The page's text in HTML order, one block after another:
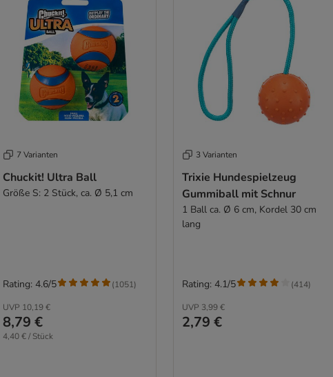
7 Varianten
Chuckit! Ultra Ball
Größe S: 2 Stück, ca. Ø 5,1 cm
UVP 10,19 €
8,79 €
4,40 € / Stück
Rating: 4.6/5 (1051)
3 Varianten
Trixie Hundespielzeug
Gummiball mit Schnur
1 Ball ca. Ø 6 cm, Kordel 30 cm
lang
UVP 3,99 €
2,79 €
Rating: 4.1/5 (414)